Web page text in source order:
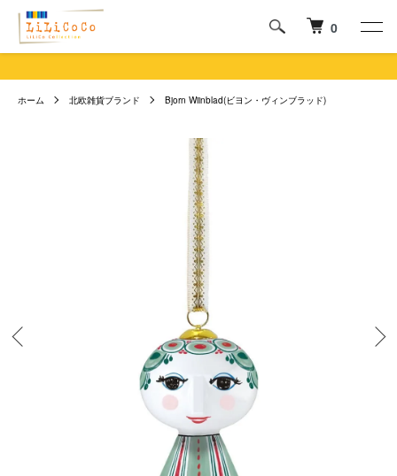
0
ホーム 北欧雑貨ブランド Bjorn Wiinblad(ビヨン・ヴィンブラッド)